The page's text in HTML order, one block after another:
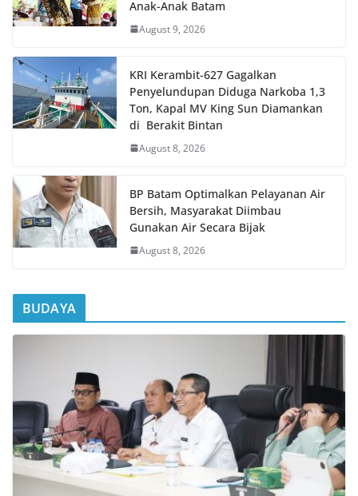
Anak-Anak Batam
August 9, 2026
KRI Kerambit-627 Gagalkan
Penyelundupan Diduga Narkoba 1,3
Ton, Kapal MV King Sun Diamankan
di Berakit Bintan
August 8, 2026
BP Batam Optimalkan Pelayanan Air
Bersih, Masyarakat Diimbau
Gunakan Air Secara Bijak
August 8, 2026
BUDAYA